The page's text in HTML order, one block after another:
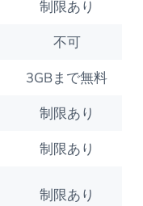
制限あり
不可
3GBまで無料
制限あり
制限あり
制限あり